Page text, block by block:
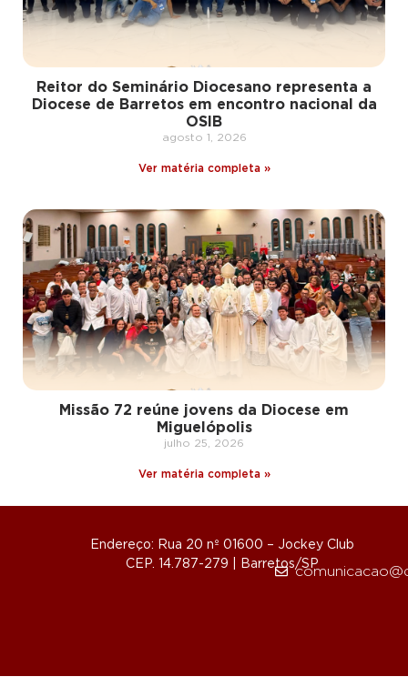
Reitor do Seminário Diocesano representa a
Diocese de Barretos em encontro nacional da
OSIB
agosto 1, 2026
Ver matéria completa »
Missão 72 reúne jovens da Diocese em
Miguelópolis
julho 25, 2026
Ver matéria completa »
Endereço: Rua 20 nº 01600 – Jockey Club
CEP. 14.787-279 | Barretos/SP